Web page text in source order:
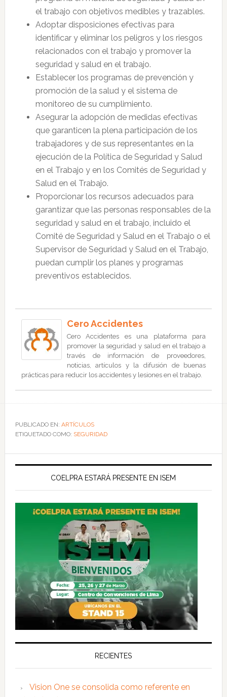
el trabajo con objetivos medibles y trazables.
Adoptar disposiciones efectivas para
identificar y eliminar los peligros y los riesgos
relacionados con el trabajo y promover la
seguridad y salud en el trabajo.
Establecer los programas de prevención y
promoción de la salud y el sistema de
monitoreo de su cumplimiento.
Asegurar la adopción de medidas efectivas
que garanticen la plena participación de los
trabajadores y de sus representantes en la
ejecución de la Política de Seguridad y Salud
en el Trabajo y en los Comités de Seguridad y
Salud en el Trabajo.
Proporcionar los recursos adecuados para
garantizar que las personas responsables de la
seguridad y salud en el trabajo, incluido el
Comité de Seguridad y Salud en el Trabajo o el
Supervisor de Seguridad y Salud en el Trabajo,
puedan cumplir los planes y programas
preventivos establecidos.
Cero Accidentes
Cero Accidentes es una plataforma para
promover la seguridad y salud en el trabajo a
través de información de proveedores,
noticias, artículos y la difusión de buenas
prácticas para reducir los accidentes y lesiones en el trabajo.
PUBLICADO EN: ARTÍCULOS
ETIQUETADO COMO: SEGURIDAD
COELPRA ESTARÁ PRESENTE EN ISEM
RECIENTES
Vision One se consolida como referente en